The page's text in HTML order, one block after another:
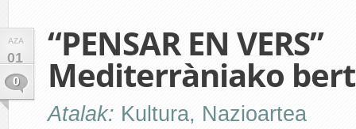
AZA
01
0
“PENSAR EN VERS”
Mediterràniako
Atalak: Kultura, Nazioartea